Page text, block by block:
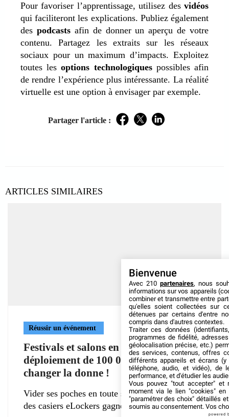
Pour favoriser l’apprentissage, utilisez des vidéos
qui faciliteront les explications. Publiez également
des podcasts afin de donner un aperçu de votre
contenu. Partagez les extraits sur les réseaux
sociaux pour un maximum d’impacts. Exploitez
toutes les options technologiques possibles afin
de rendre l’expérience plus intéressante. La réalité
virtuelle est une option à envisager par exemple.
Partager l'article : Facebook
TwitterLinkedIn
ARTICLES SIMILAIRES
Réussir un événement
Festivals et salons en Europe : le
déploiement de 100 000 eLockers va
changer la donne !
Vider ses poches en toute sécurité : la déferlante
des casiers eLockers gagne
Bienvenue
Avec 210 partenaires, nous
informations sur vos appareils
combiner et transmettre entre
qu'elles soient collectées sur
détenues par certains d'entre
compris dans d'autres contextes.
Traiter ces données
programmes de fidélité,
géolocalisation précise, etc.)
des services, contenus, offres
différents appareils et écrans (y
téléphone, audio, et vidéo), de
performance, et d'étudier les
Vous pouvez "tout accepter" et
moment via le lien "cookies" en
"paramétrer des choix" détaillés
soumis au consentement. Vos
powered